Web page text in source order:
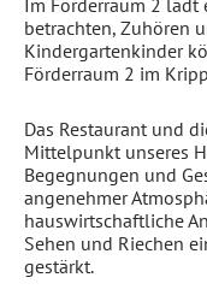
betrachten, Zuhören
Kindergartenkinder
Förderraum 2 im
Das Restaurant und
Mittelpunkt unseres
Begegnungen und
angenehmer
hauswirtschaftliche
Sehen und Riechen
gestärkt.